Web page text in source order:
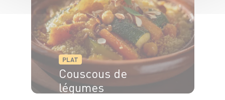
PLAT
Couscous de
légumes